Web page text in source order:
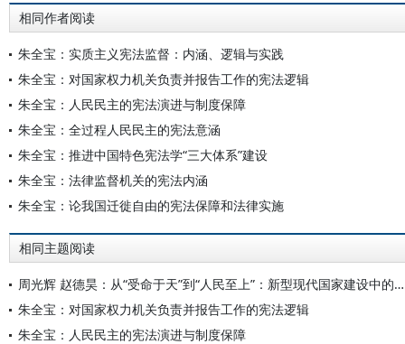
相同作者阅读
朱全宝：实质主义宪法监督：内涵、逻辑与实践
朱全宝：对国家权力机关负责并报告工作的宪法逻辑
朱全宝：人民民主的宪法演进与制度保障
朱全宝：全过程人民民主的宪法意涵
朱全宝：推进中国特色宪法学“三大体系”建设
朱全宝：法律监督机关的宪法内涵
朱全宝：论我国迁徙自由的宪法保障和法律实施
相同主题阅读
周光辉 赵德昊：从“受命于天”到“人民至上”：新型现代国家建设中的道德权威转型
朱全宝：对国家权力机关负责并报告工作的宪法逻辑
朱全宝：人民民主的宪法演进与制度保障